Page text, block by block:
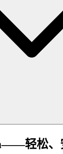
轻松、